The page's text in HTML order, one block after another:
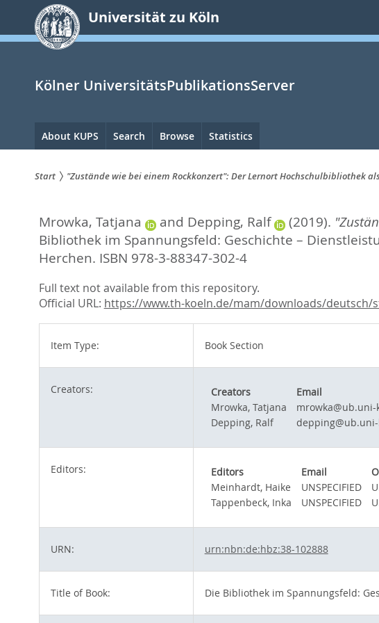
springen
Universität zu Köln
Kölner UniversitätsPublikationsServer
Hauptnavigation
About KUPS Search Browse Statistics
sind
hier:
Start "Zustände wie bei einem Rockkonzert": Der Lernort Hochschulbibliothek
Mrowka, Tatjana and Depping, Ralf (2019).
Bibliothek im Spannungsfeld: Geschichte –
Herchen. ISBN 978-3-88347-302-4
Full text not available from this repository.
Official URL: https://www.th-koeln.de/mam/downloads/deutsch/
Item Type: Book Section
Creators: Creators Email
Mrowka, Tatjana
mrowka@ub.uni-
Depping, Ralf
Editors: Editors Email
Meinhardt, Haike
UNSPECIFIED
Tappenbeck, Inka
UNSPECIFIED
URN: urn:nbn:de:hbz:38-102888
Title of Book: Die Bibliothek im Spannungsfeld: